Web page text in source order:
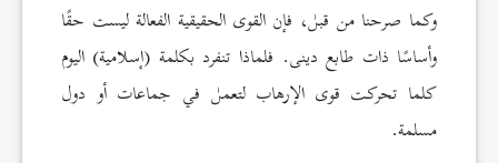
وكما صرحنا من قبل، فإن القوى الحقيقية الفعالة ليست حقًا
وأساسًا ذات طابع دینی. فلماذا تنفرد بكلمة (إسلامية) اليوم
كلما تحركت قوى الإرهاب لتعمل في جماعات أو دول
مسلمة.